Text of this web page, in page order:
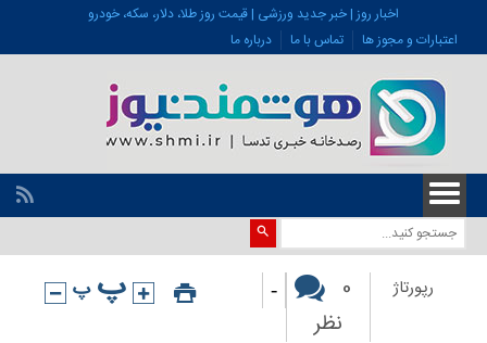
اخبار روز | خبر جدید ورزشی | قیمت روز طلا، دلار، سکه، خودرو
اعتبارات و مجوز ها
تماس با ما درباره ما
رپورتاژ
0
نظر
-